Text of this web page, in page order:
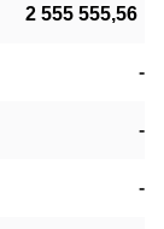
2 555 555,56
-
-
-